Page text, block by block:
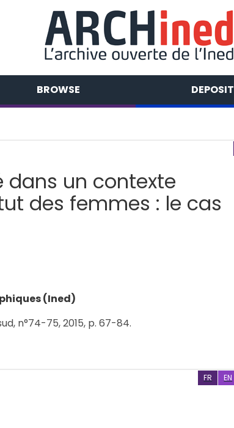
BROWSE DEPOSIT
dans un contexte
des femmes : le cas
(Ined)
n°74-75, 2015, p. 67-84.
FR EN